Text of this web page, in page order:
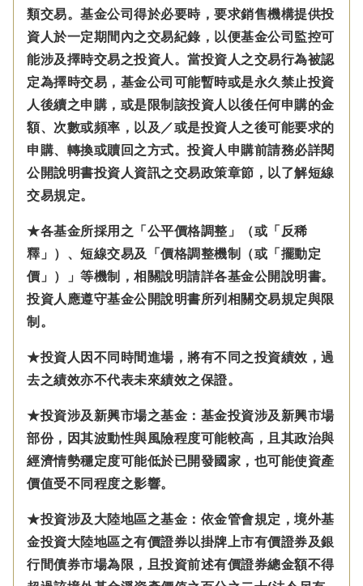
類交易。基金公司得於必要時，要求銷售機構提供投
資人於一定期間內之交易紀錄，以便基金公司監控可
能涉及擇時交易之投資人。當投資人之交易行為被認
定為擇時交易，基金公司可能暫時或是永久禁止投資
人後續之申購，或是限制該投資人以後任何申購的金
額、次數或頻率，以及／或是投資人之後可能要求的
申購、轉換或贖回之方式。投資人申購前請務必詳閱
公開說明書投資人資訊之交易政策章節，以了解短線
交易規定。
★各基金所採用之「公平價格調整」（或「反稀
釋」）、短線交易及「價格調整機制（或「擺動定
價」）」等機制，相關說明請詳各基金公開說明書。
投資人應遵守基金公開說明書所列相關交易規定與限
制。
★投資人因不同時間進場，將有不同之投資績效，過
去之績效亦不代表未來績效之保證。
★投資涉及新興市場之基金：基金投資涉及新興市場
部份，因其波動性與風險程度可能較高，且其政治與
經濟情勢穩定度可能低於已開發國家，也可能使資產
價值受不同程度之影響。
★投資涉及大陸地區之基金： 依金管會規定， 境外基
金投資大陸地區之有價證券以掛牌上市有價證券及銀
行間債券市場為限，且投資前述有價證券總金額不得